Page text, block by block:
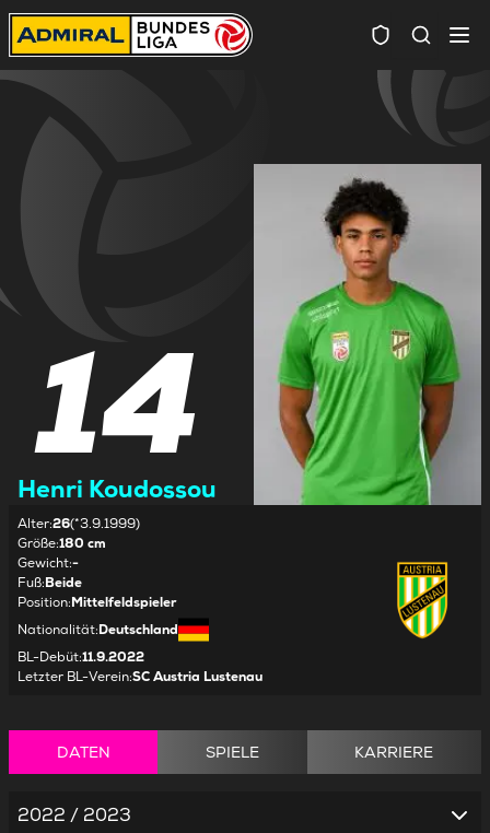
14
Henri Koudossou
Alter:26(*3.9.1999)
Größe:180 cm
Gewicht:-
Fuß:Beide
Position:Mittelfeldspieler
Nationalität:Deutschland
BL-Debüt:11.9.2022
Letzter BL-Verein:SC Austria Lustenau
DATEN SPIELE KARRIERE
2022 / 2023